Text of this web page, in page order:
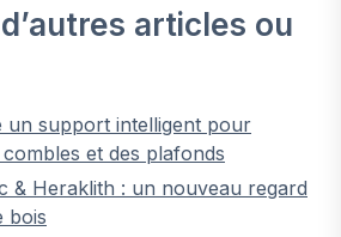
articles ou
un support intelligent pour
combles et des plafonds
& Heraklith : un nouveau regard
bois